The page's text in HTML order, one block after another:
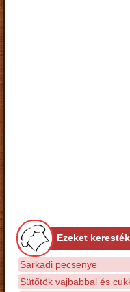
Ezeket
Sarkadi pecsenye
Sütőtök vajbabbal és